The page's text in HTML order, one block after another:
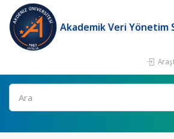
Akademik Veri Yönetim
Ara